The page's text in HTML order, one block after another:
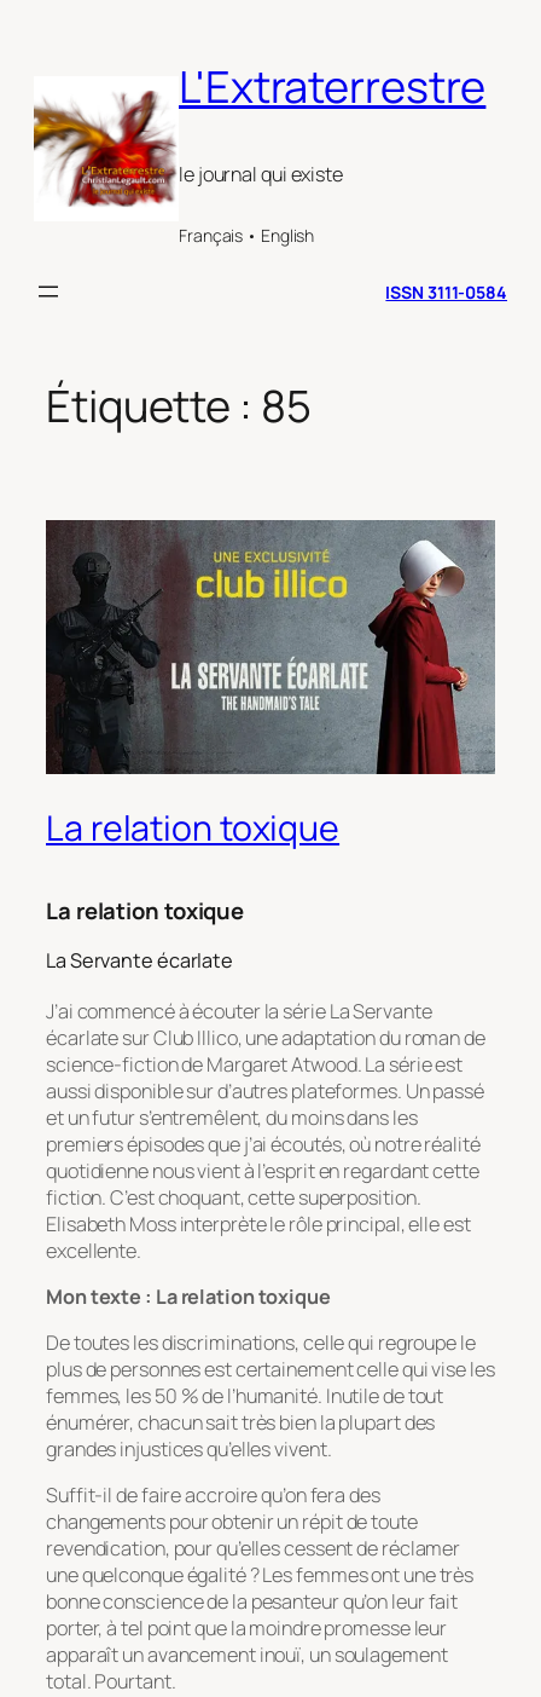
L'Extraterrestre
le journal qui existe
Français • English
ISSN 3111-0584
Étiquette : 85
La relation toxique
La relation toxique
La Servante écarlate
J’ai commencé à écouter la sérieLa Servante
écarlatesur Club Illico, une adaptation du roman de
science-fiction de Margaret Atwood. La série est
aussi disponible sur d’autres plateformes. Un passé
et un futur s’entremêlent, du moins dans les
premiers épisodes que j’ai écoutés, où notre réalité
quotidienne nous vient à l’esprit en regardant cette
fiction. C’est choquant, cette superposition.
Elisabeth Moss interprète le rôle principal, elle est
excellente.
Mon texte : La relation toxique
De toutes les discriminations, celle qui regroupe le
plus de personnes est certainement celle qui vise les
femmes, les 50 % de l’humanité. Inutile de tout
énumérer, chacun sait très bien la plupart des
grandes injustices qu’elles vivent.
Suffit-il de faire accroire qu’on fera des
changements pour obtenir un répit de toute
revendication, pour qu’elles cessent de réclamer
une quelconque égalité ? Les femmes ont une très
bonne conscience de la pesanteur qu’on leur fait
porter, à tel point que la moindre promesse leur
apparaît un avancement inouï, un soulagement
total. Pourtant.